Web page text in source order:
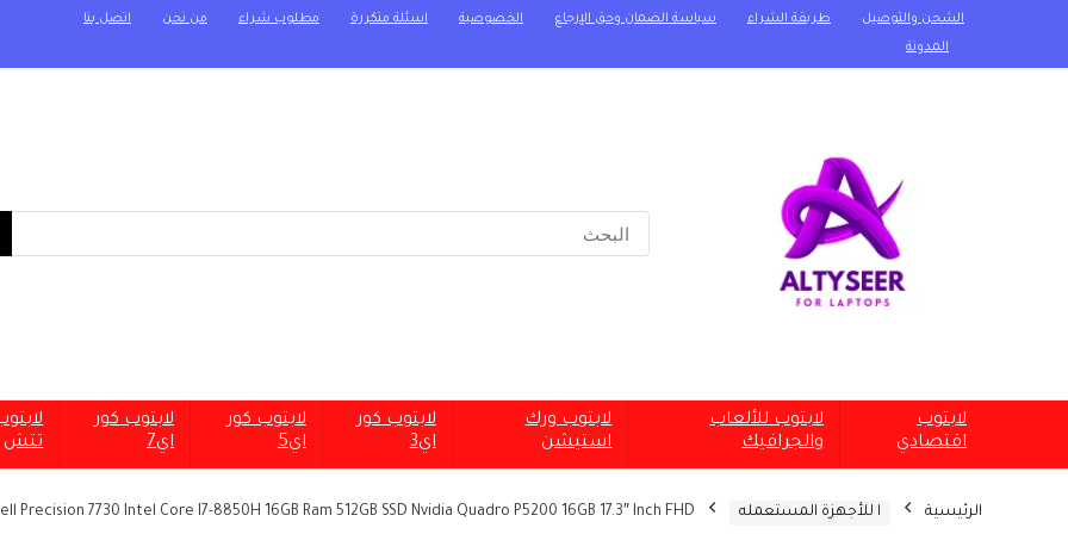
الشحن والتوصيل طريقة الشراء سياسة الضمان وحق الإرجاع الخصوصية اسئلة متكررة مطلوب شراء من نحن
اتصل بنا
المدونة
لابتوب
اقتصادي
لابتوب للألعاب
والجرافيك
لابتوب ورك
استيشن
لابتوب كور
اي3
لابتوب كور
اي5
لابتوب كور
اي7
تتش
الرئيسية ا للأجهزة المستعمله Precision 7730 Intel Core I7-8850H 16GB Ram 512GB SSD Nvidia Quadro P5200 16GB 17.3″ Inch FHD